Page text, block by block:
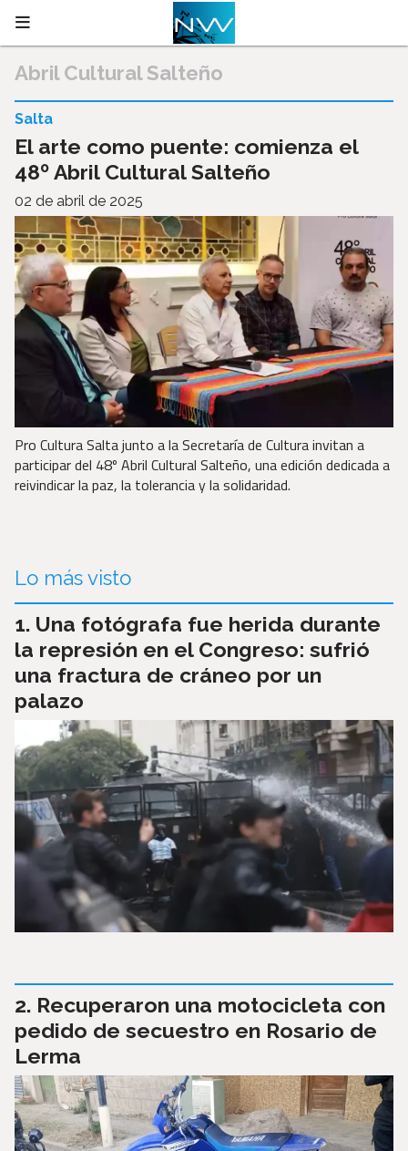
Abril Cultural Salteño
El arte como puente: comienza el
48º Abril Cultural Salteño
Salta
02 de abril de 2025
Pro Cultura Salta junto a la Secretaría de Cultura invitan a
participar del 48º Abril Cultural Salteño, una edición dedicada a
reivindicar la paz, la tolerancia y la solidaridad.
Lo más visto
Una fotógrafa fue herida durante
la represión en el Congreso: sufrió
una fractura de cráneo por un
palazo
Recuperaron una motocicleta con
pedido de secuestro en Rosario de
Lerma